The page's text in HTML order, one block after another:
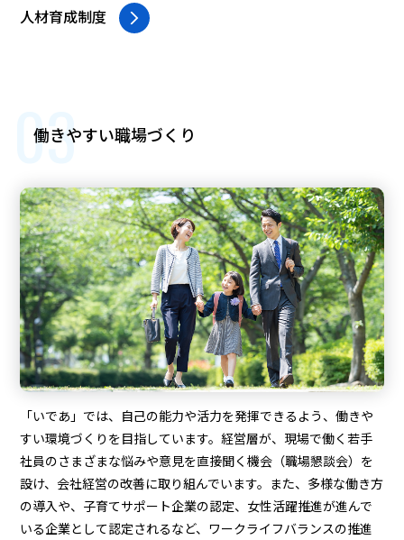
人材育成制度
03
働きやすい職場づくり
「いであ」では、自己の能力や活力を発揮できるよう、働きや
すい環境づくりを目指しています。経営層が、現場で働く若手
社員のさまざまな悩みや意見を直接聞く機会（職場懇談会）を
設け、会社経営の改善に取り組んでいます。また、多様な働き方
の導入や、子育てサポート企業の認定、女性活躍推進が進んで
いる企業として認定されるなど、ワークライフバランスの推進